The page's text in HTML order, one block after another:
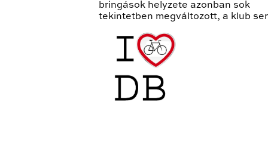
bringások helyzete azonban sok
tekintetben megváltozott, a klub